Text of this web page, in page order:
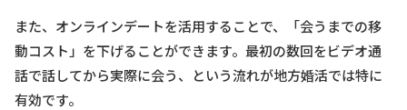
また、オンラインデートを活用することで、「会うまでの移
動コスト」を下げることができます。最初の数回をビデオ通
話で話してから実際に会う、という流れが地方婚活では特に
有効です。